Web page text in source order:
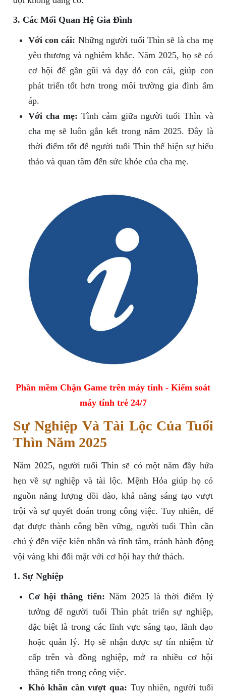
3. Các Mối Quan Hệ Gia Đình
Với con cái: Những người tuổi Thìn sẽ là cha mẹ
yêu thương và nghiêm khắc. Năm 2025, họ sẽ có
cơ hội để gần gũi và dạy dỗ con cái, giúp con
phát triển tốt hơn trong môi trường gia đình ấm
áp.
Với cha mẹ: Tình cảm giữa người tuổi Thìn và
cha mẹ sẽ luôn gắn kết trong năm 2025. Đây là
thời điểm tốt để người tuổi Thìn thể hiện sự hiếu
thảo và quan tâm đến sức khỏe của cha mẹ.
Phần mềm Chặn Game trên máy tính - Kiểm soát
máy tính trẻ 24/7
Sự Nghiệp Và Tài Lộc Của Tuổi
Thìn Năm 2025
Năm 2025, người tuổi Thìn sẽ có một năm đầy hứa
hẹn về sự nghiệp và tài lộc. Mệnh Hỏa giúp họ có
nguồn năng lượng dồi dào, khả năng sáng tạo vượt
trội và sự quyết đoán trong công việc. Tuy nhiên, để
đạt được thành công bền vững, người tuổi Thìn cần
chú ý đến việc kiên nhẫn và tĩnh tâm, tránh hành động
vội vàng khi đối mặt với cơ hội hay thử thách.
1. Sự Nghiệp
Cơ hội thăng tiến: Năm 2025 là thời điểm lý
tưởng để người tuổi Thìn phát triển sự nghiệp,
đặc biệt là trong các lĩnh vực sáng tạo, lãnh đạo
hoặc quản lý. Họ sẽ nhận được sự tín nhiệm từ
cấp trên và đồng nghiệp, mở ra nhiều cơ hội
thăng tiến trong công việc.
Khó khăn cần vượt qua: Tuy nhiên, người tuổi